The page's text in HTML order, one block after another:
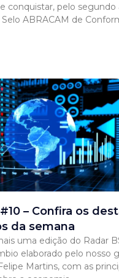
conquistar, pelo segundo
ABRACAM de
– Confira os
da semana
uma edição do Radar
elaborado pelo nosso
Martins, com as